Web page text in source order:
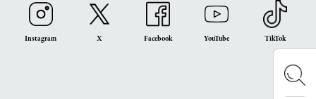
Instagram X Facebook YouTube TikTok